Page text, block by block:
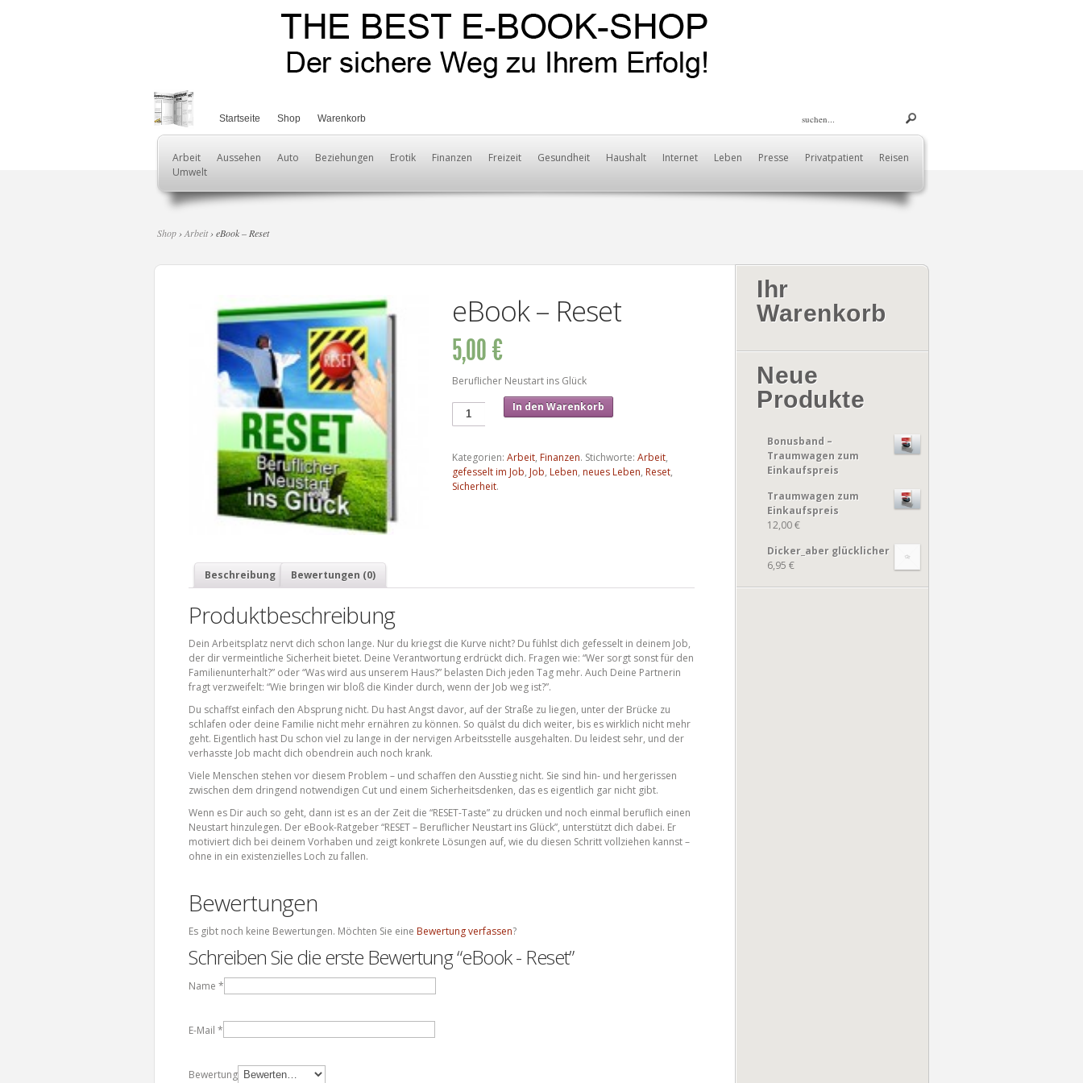
Startseite Shop Warenkorb
Arbeit Aussehen Auto Beziehungen Erotik Finanzen Freizeit Gesundheit Haushalt Internet Leben Presse Privatpatient
Reisen
Umwelt
Shop ›Arbeit› eBook – Reset
eBook – Reset
5,00 €
Beruflicher Neustart ins Glück
In den Warenkorb
Kategorien: Arbeit, Finanzen. Stichworte: Arbeit,
gefesselt im Job, Job, Leben, neues Leben, Reset,
Sicherheit.
Beschreibung Bewertungen (0)
Produktbeschreibung
Dein Arbeitsplatz nervt dich schon lange. Nur du kriegst die Kurve nicht? Du fühlst dich gefesselt in deinem Job,
der dir vermeintliche Sicherheit bietet. Deine Verantwortung erdrückt dich. Fragen wie: “Wer sorgt sonst für den
Familienunterhalt?” oder “Was wird aus unserem Haus?” belasten Dich jeden Tag mehr. Auch Deine Partnerin
fragt verzweifelt: “Wie bringen wir bloß die Kinder durch, wenn der Job weg ist?”.
Du schaffst einfach den Absprung nicht. Du hast Angst davor, auf der Straße zu liegen, unter der Brücke zu
schlafen oder deine Familie nicht mehr ernähren zu können. So quälst du dich weiter, bis es wirklich nicht mehr
geht. Eigentlich hast Du schon viel zu lange in der nervigen Arbeitsstelle ausgehalten. Du leidest sehr, und der
verhasste Job macht dich obendrein auch noch krank.
Viele Menschen stehen vor diesem Problem – und schaffen den Ausstieg nicht. Sie sind hin- und hergerissen
zwischen dem dringend notwendigen Cut und einem Sicherheitsdenken, das es eigentlich gar nicht gibt.
Wenn es Dir auch so geht, dann ist es an der Zeit die “RESET-Taste” zu drücken und noch einmal beruflich einen
Neustart hinzulegen. Der eBook-Ratgeber “RESET – Beruflicher Neustart ins Glück”, unterstützt dich dabei. Er
motiviert dich bei deinem Vorhaben und zeigt konkrete Lösungen auf, wie du diesen Schritt vollziehen kannst –
ohne in ein existenzielles Loch zu fallen.
Bewertungen
Es gibt noch keine Bewertungen. Möchten Sie eine Bewertung verfassen?
Schreiben Sie die erste Bewertung “eBook - Reset”
Name *
E-Mail *
Bewertung
Ihr
Warenkorb
Neue
Produkte
Bonusband –
Traumwagen zum
Einkaufspreis
Traumwagen zum
Einkaufspreis
12,00 €
Dicker_aber glücklicher
6,95 €